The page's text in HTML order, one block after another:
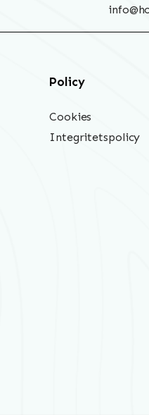
Policy
Cookies
Integritetspolicy